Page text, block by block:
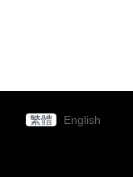
繁體
English